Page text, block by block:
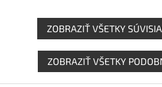
ZOBRAZIŤ VŠETKY
ZOBRAZIŤ VŠETKY